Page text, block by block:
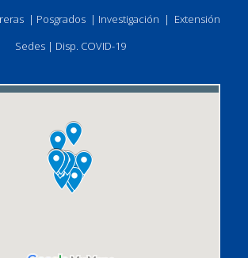
| Posgrados | Investigación | Extensión
Sedes | Disp. COVID-19